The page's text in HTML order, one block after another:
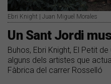
Ebri Knight | Juan Miguel Morales
Un Sant Jordi
Buhos, Ebri Knight, El Petit
alguns dels artistes que
Fàbrica del carrer Rosselló